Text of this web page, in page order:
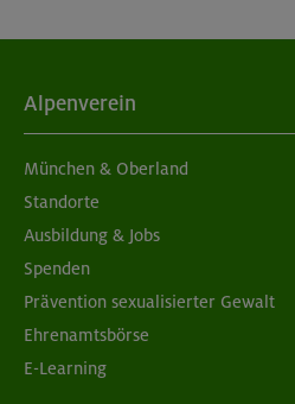
Alpenverein
München & Oberland
Standorte
Ausbildung & Jobs
Spenden
Prävention sexualisierter Gewalt
Ehrenamtsbörse
E-Learning